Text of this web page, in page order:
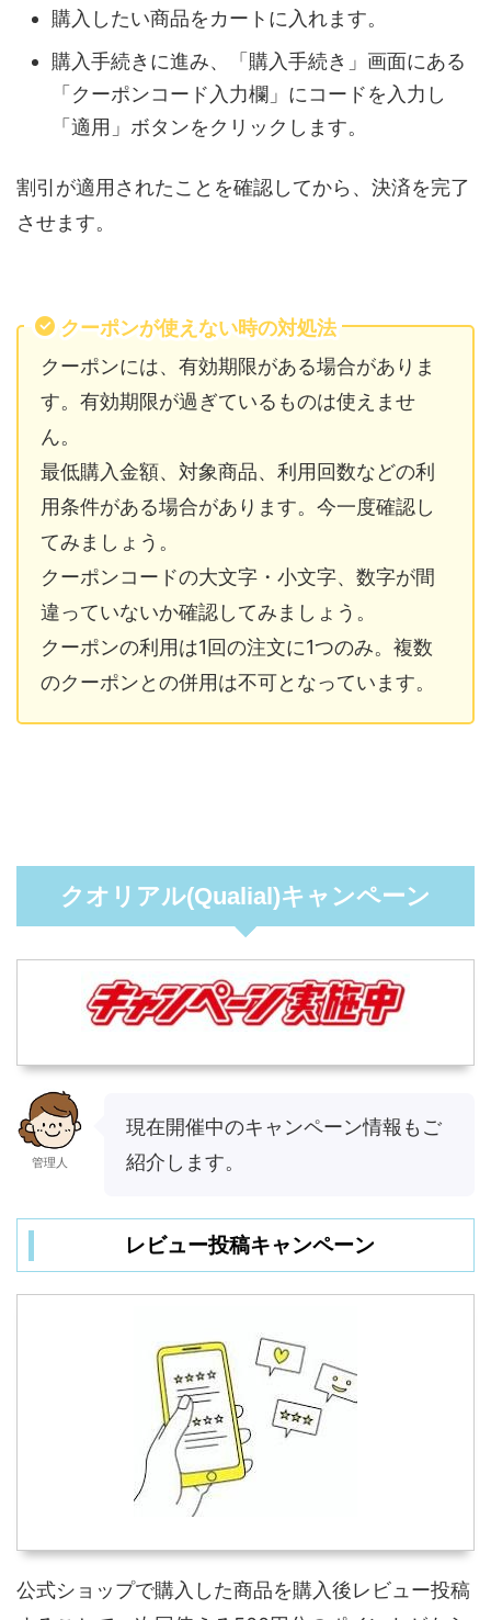
購入したい商品をカートに入れます。
購入手続きに進み、「購入手続き」画面にある
「クーポンコード入力欄」にコードを入力し
「適用」ボタンをクリックします。
割引が適用されたことを確認してから、決済を完了
させます。
クーポンが使えない時の対処法
クーポンには、有効期限がある場合がありま
す。有効期限が過ぎているものは使えませ
ん。
最低購入金額、対象商品、利用回数などの利
用条件がある場合があります。今一度確認し
てみましょう。
クーポンコードの大文字・小文字、数字が間
違っていないか確認してみましょう。
クーポンの利用は1回の注文に1つのみ。複数
のクーポンとの併用は不可となっています。
クオリアル(Qualial)キャンペーン
管理人
現在開催中のキャンペーン情報もご
紹介します。
レビュー投稿キャンペーン
公式ショップで購入した商品を購入後レビュー投稿